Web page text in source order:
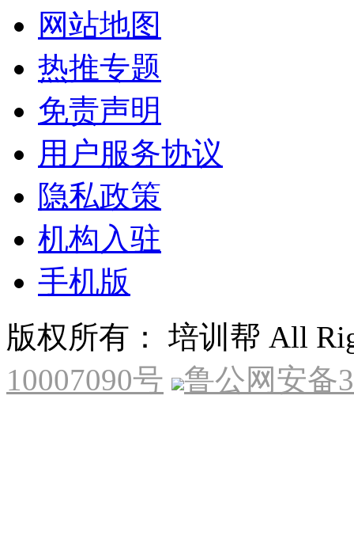
网站地图
热推专题
免责声明
用户服务协议
隐私政策
机构入驻
手机版
版权所有： 培训帮 All
10007090号
鲁公网安备